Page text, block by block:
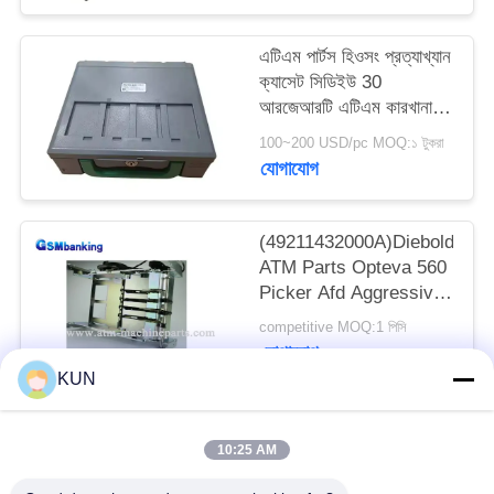
PRIVACY
POLICY
এটিএম পার্টস হিওসং প্রত্যাখ্যান
ক্যাসেট সিডিইউ 30
আরজেআরটি এটিএম কারখানা
7430006165
S7430006165
100~200 USD/pc MOQ:১ টুকরা
যোগাযোগ
(49211432000A)Diebold
ATM Parts Opteva 560
Picker Afd Aggressive
(49211432000A)
competitive MOQ:1 পিসি
যোগাযোগ
KUN
10:25 AM